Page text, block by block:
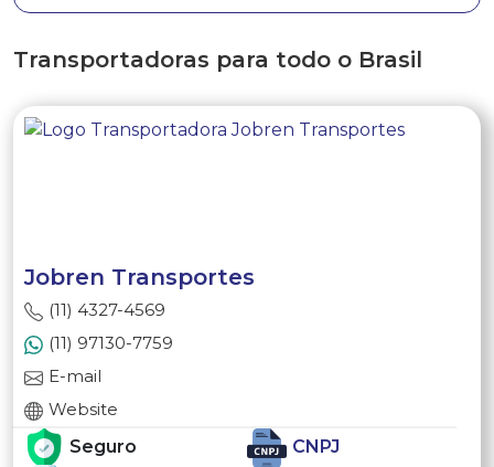
Transportadoras para todo o Brasil
Jobren Transportes
(11) 4327-4569
(11) 97130-7759
E-mail
Website
Seguro
CNPJ